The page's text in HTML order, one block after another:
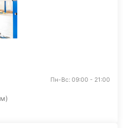
Пн-Вс: 09:00 - 21:00